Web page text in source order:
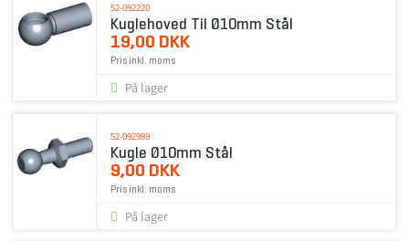
52-092220
Kuglehoved Til Ø10mm Stål
19,00 DKK
Pris inkl. moms
På lager
52-092989
Kugle Ø10mm Stål
9,00 DKK
Pris inkl. moms
På lager